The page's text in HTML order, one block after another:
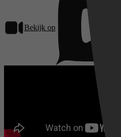
Bekijk op